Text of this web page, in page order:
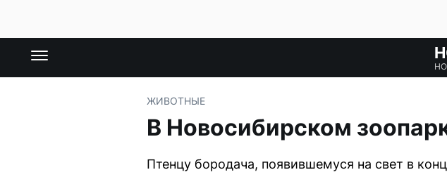
ЖИВОТНЫЕ
В Новосибирском
Птенцу бородача, появившемуся на свет в